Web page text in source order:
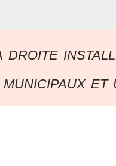
droite